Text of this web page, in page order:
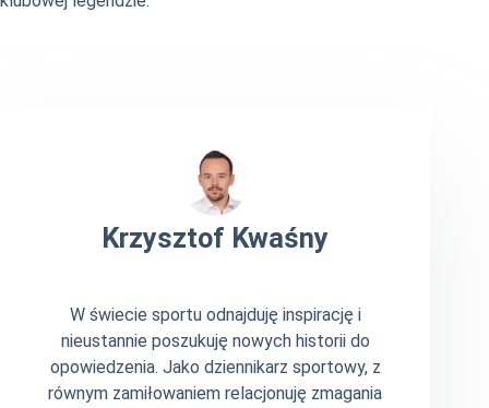
Krzysztof Kwaśny
W świecie sportu odnajduję inspirację i
nieustannie poszukuję nowych historii do
opowiedzenia. Jako dziennikarz sportowy, z
równym zamiłowaniem relacjonuję zmagania